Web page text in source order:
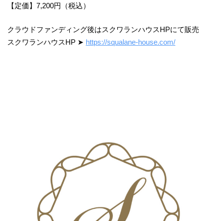
【定価】7,200円（税込）
クラウドファンディング後はスクワランハウスHPにて販売
スクワランハウスHP ➤ https://squalane-house.com/